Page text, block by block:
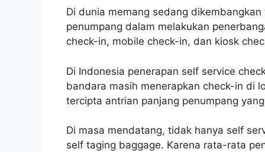
Di dunia memang sedang
penumpang dalam melakukan
check-in, mobile check-in, dan kiosk
Di Indonesia penerapan self service
bandara masih menerapkan check-in di
tercipta antrian panjang penumpang
Di masa mendatang, tidak hanya self
self taging baggage. Karena rata-rata